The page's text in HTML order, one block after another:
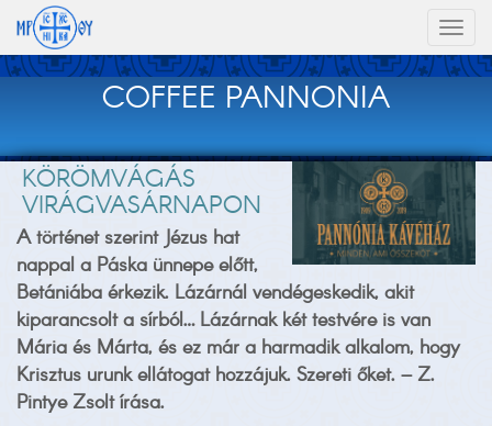
COFFEE PANNONIA
KÖRÖMVÁGÁS
VIRÁGVASÁRNAPON
A történet szerint Jézus hat
nappal a Páska ünnepe előtt,
Betániába érkezik. Lázárnál vendégeskedik, akit
kiparancsolt a sírból… Lázárnak két testvére is van
Mária és Márta, és ez már a harmadik alkalom, hogy
Krisztus urunk ellátogat hozzájuk. Szereti őket. – Z.
Pintye Zsolt írása.